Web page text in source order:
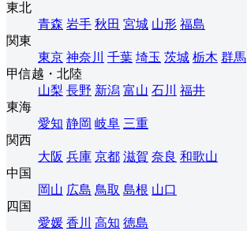
東北
青森 岩手 秋田 宮城 山形 福島
関東
東京 神奈川 千葉 埼玉 茨城 栃木 群馬
甲信越・北陸
山梨 長野 新潟 富山 石川
福井
東海
愛知 静岡 岐阜 三重
関西
大阪 兵庫 京都 滋賀 奈良 和歌山
中国
岡山 広島 鳥取 島根 山口
四国
愛媛 香川 高知 徳島